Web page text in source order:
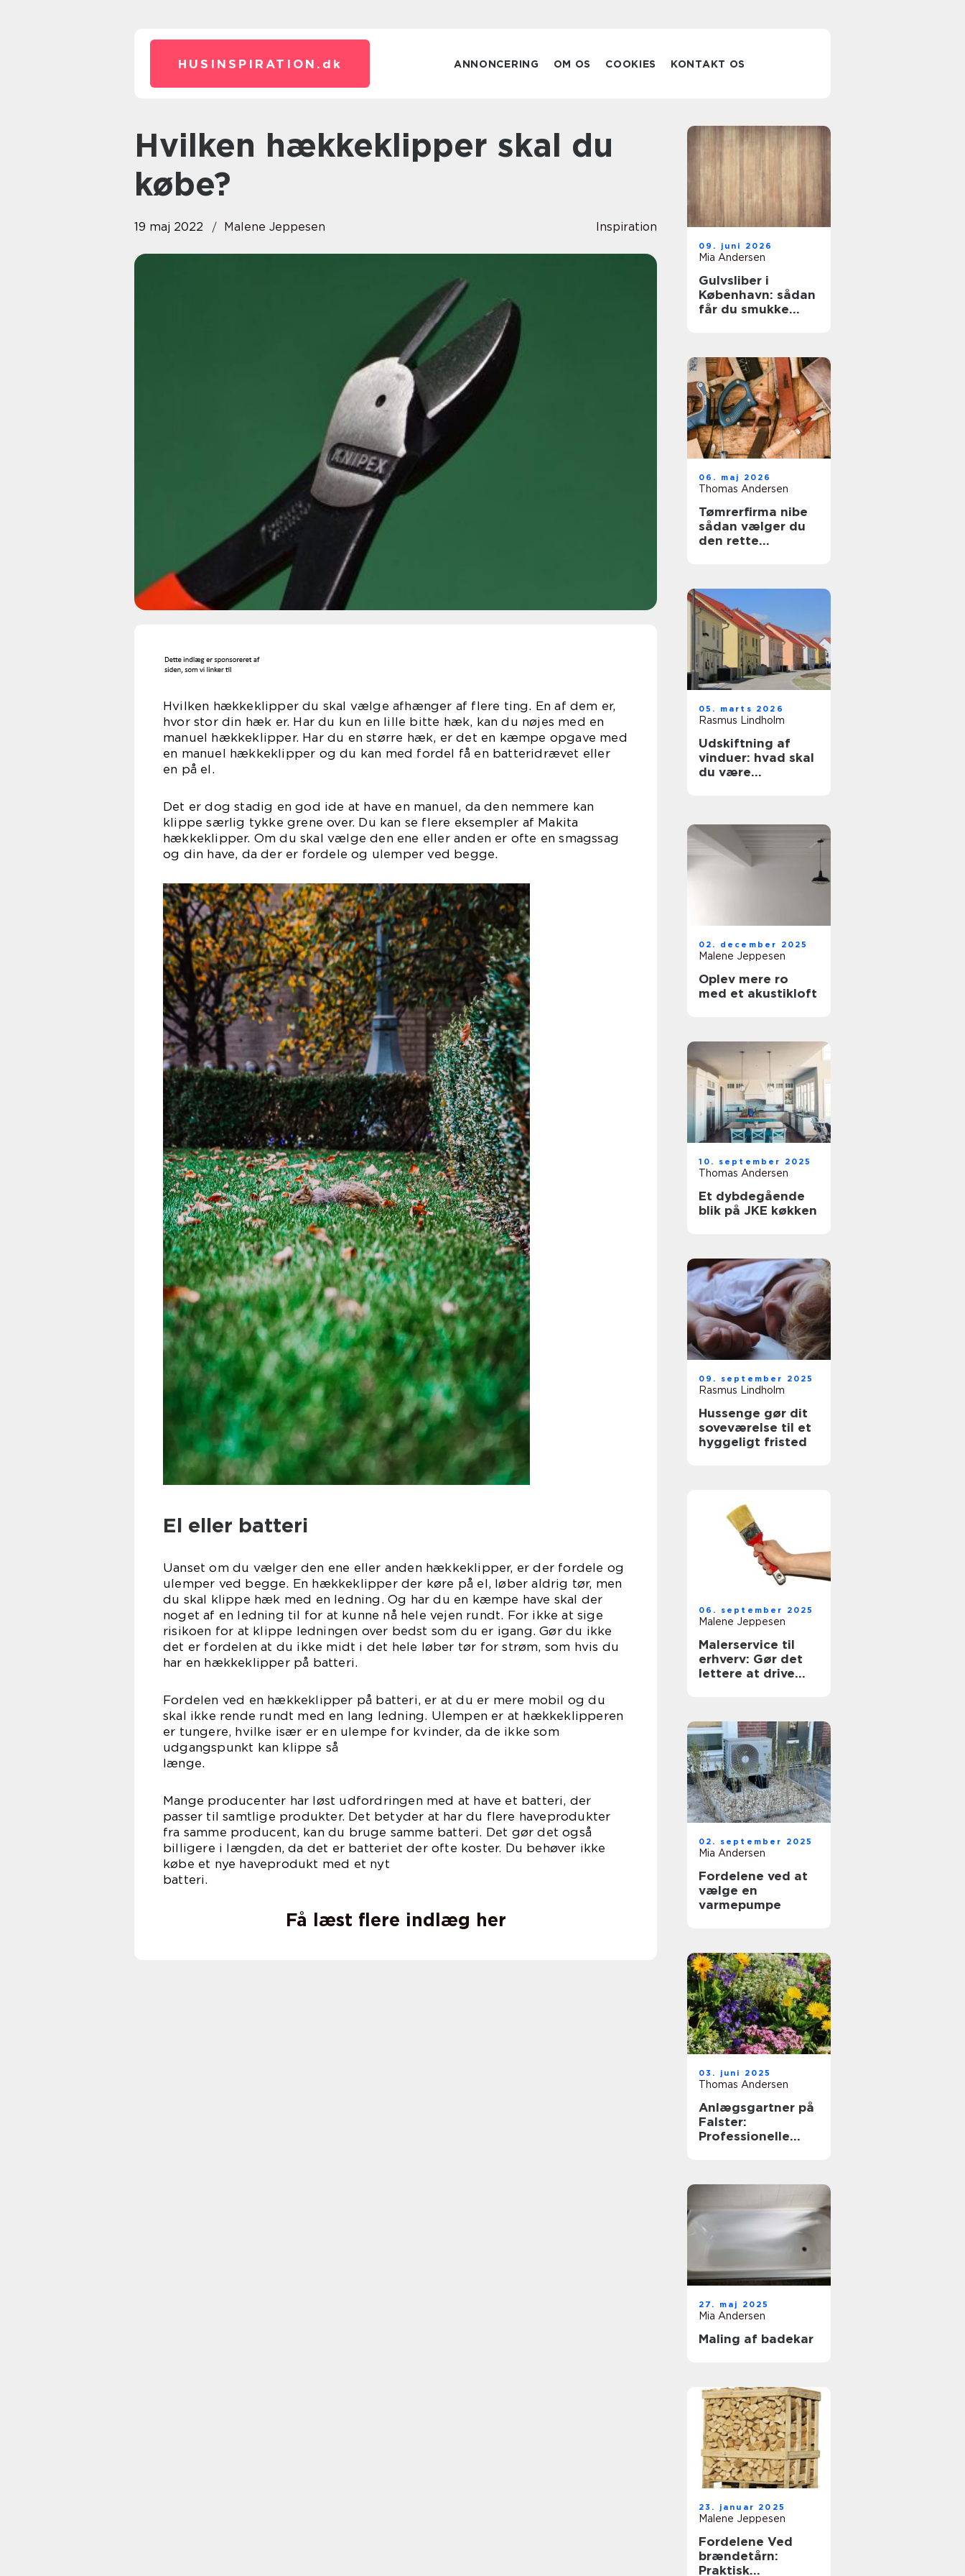
HUSINSPIRATION. dk ANNONCERING OM OS COOKIES KONTAKT OS
Hvilken hækkeklipper skal du
købe?
19 maj 2022 Malene Jeppesen Inspiration
Hvilken hækkeklipper du skal vælge afhænger af flere ting. En af dem er,
hvor stor din hæk er. Har du kun en lille bitte hæk, kan du nøjes med en
manuel hækkeklipper. Har du en større hæk, er det en kæmpe opgave med
en manuel hækkeklipper og du kan med fordel få en batteridrævet eller
en på el.
Det er dog stadig en god ide at have en manuel, da den nemmere kan
klippe særlig tykke grene over. Du kan se flere eksempler af Makita
hækkeklipper. Om du skal vælge den ene eller anden er ofte en smagssag
og din have, da der er fordele og ulemper ved begge.
El eller batteri
Uanset om du vælger den ene eller anden hækkeklipper, er der fordele og
ulemper ved begge. En hækkeklipper der køre på el, løber aldrig tør, men
du skal klippe hæk med en ledning. Og har du en kæmpe have skal der
noget af en ledning til for at kunne nå hele vejen rundt. For ikke at sige
risikoen for at klippe ledningen over bedst som du er igang. Gør du ikke
det er fordelen at du ikke midt i det hele løber tør for strøm, som hvis du
har en hækkeklipper på batteri.
Fordelen ved en hækkeklipper på batteri, er at du er mere mobil og du
skal ikke rende rundt med en lang ledning. Ulempen er at hækkeklipperen
er tungere, hvilke især er en ulempe for kvinder, da de ikke som
udgangspunkt kan klippe så
længe.
Mange producenter har løst udfordringen med at have et batteri, der
passer til samtlige produkter. Det betyder at har du flere haveprodukter
fra samme producent, kan du bruge samme batteri. Det gør det også
billigere i længden, da det er batteriet der ofte koster. Du behøver ikke
købe et nye haveprodukt med et nyt
batteri.
Få læst flere indlæg her
09. juni 2026
Mia Andersen
Gulvsliber i
København: sådan
får du smukke
06. maj 2026
Thomas Andersen
Tømrerfirma nibe
sådan vælger du
den rette
05. marts 2026
Rasmus Lindholm
Udskiftning af
vinduer: hvad skal
du være
02. december 2025
Malene Jeppesen
Oplev mere ro
med et akustikloft
10. september 2025
Thomas Andersen
Et dybdegående
blik på JKE køkken
09. september 2025
Rasmus Lindholm
Hussenge gør dit
soveværelse til et
hyggeligt fristed
06. september 2025
Malene Jeppesen
Malerservice til
erhverv: Gør det
lettere at drive
02. september 2025
Mia Andersen
Fordelene ved at
vælge en
varmepumpe
03. juni 2025
Thomas Andersen
Anlægsgartner på
Falster:
Professionelle
27. maj 2025
Mia Andersen
Maling af badekar
23. januar 2025
Malene Jeppesen
Fordelene Ved
brændetårn:
Praktisk